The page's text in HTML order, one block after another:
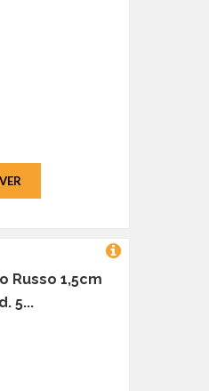
VER
Russo 1,5cm
5...